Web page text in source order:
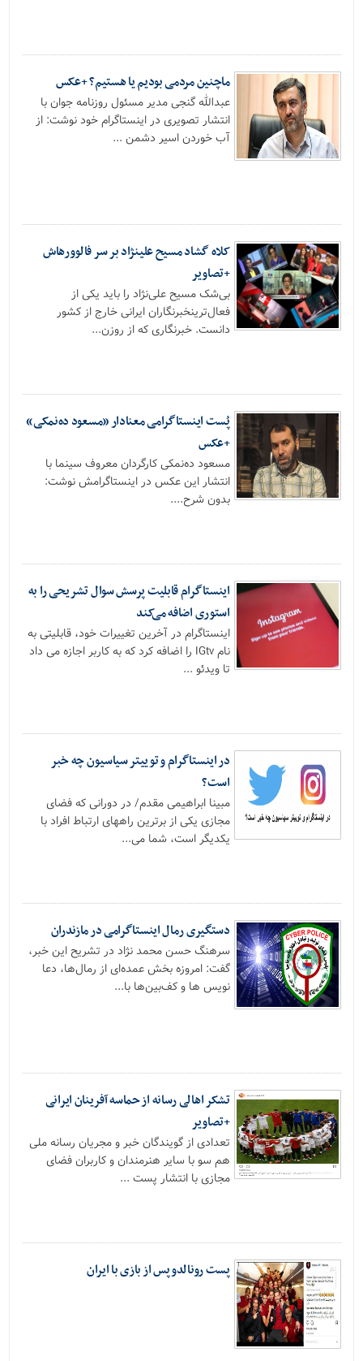
ماچنین مردمی بودیم یا هستیم؟ +عکس
عبدالله گنجی مدیر مسئول روزنامه جوان با
انتشار تصویری در اینستاگرام خود نوشت: از
آب خوردن اسیر دشمن ...
کلاه گشاد مسیح علینژاد بر سر فالوورهاش
+تصاویر
بی‌شک مسیح علی‌نژاد را باید یکی از
فعال‌ترینخبرنگاران ایرانی خارج از کشور
دانست. خبرنگاری که از روزن...
پُست اینستاگرامی معنادار «مسعود ده‌نمکی»
+عکس
مسعود ده‌نمکی کارگردان معروف سینما با
انتشار این عکس در اینستاگرامش نوشت:
بدون شرح....
اینستاگرام قابلیت پرسش سوال تشریحی را به
استوری اضافه می‌کند
اینستاگرام در آخرین تغییرات خود، قابلیتی به
نام IGtv را اضافه کرد که به کاربر اجازه می داد
تا ویدئو ...
در اینستاگرام و توییتر سیاسیون چه خبر
است؟
مبینا ابراهیمی مقدم/ در دورانی که فضای
مجازی یکی از برترین راههای ارتباط افراد با
یکدیگر است، شما می...
دستگیری رمال اینستاگرامی در مازندران
سرهنگ حسن محمد نژاد در تشریح این خبر،
گفت: امروزه بخش عمده‌ای از رمال‌ها، دعا
نویس ها و کف‌بین‌ها با...
تشکر اهالی رسانه از حماسه آفرینان ایرانی
+تصاویر
تعدادی از گویندگان خبر و مجریان رسانه ملی
هم سو با سایر هنرمندان و کاربران فضای
مجازی با انتشار پست ...
پست رونالدو پس از بازی با ایران